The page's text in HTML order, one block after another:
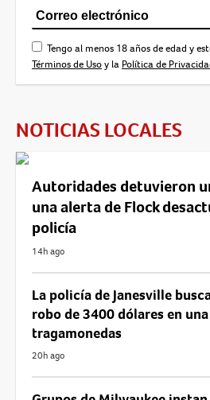
Tengo al menos 18 años de edad y
Términos de Usoy la Política de
NOTICIAS LOCALES
Autoridades detuvieron
una alerta de Flock
policía
14h ago
La policía de Janesville
robo de 3400 dólares en
tragamonedas
20h ago